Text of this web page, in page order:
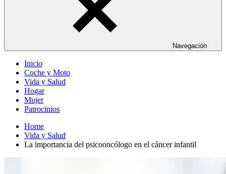
Navegación
Inicio
Coche y Moto
Vida y Salud
Hogar
Mujer
Patrocinios
Home
Vida y Salud
La importancia del psicooncólogo en el cáncer infantil